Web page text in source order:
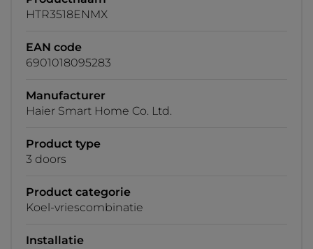
HTR3518ENMX
EAN code
6901018095283
Manufacturer
Haier Smart Home Co. Ltd.
Product type
3 doors
Product categorie
Koel-vriescombinatie
Installatie